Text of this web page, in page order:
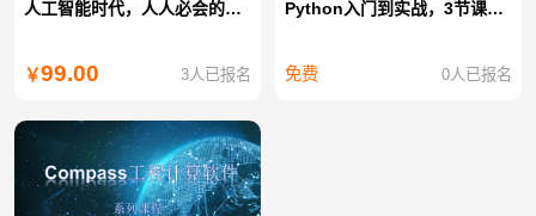
人工智能时代，人人必会的AI绘画设计课
￥99.00 3人已报名
Python入门到实战，3节课化身为Python大神
免费 0人已报名